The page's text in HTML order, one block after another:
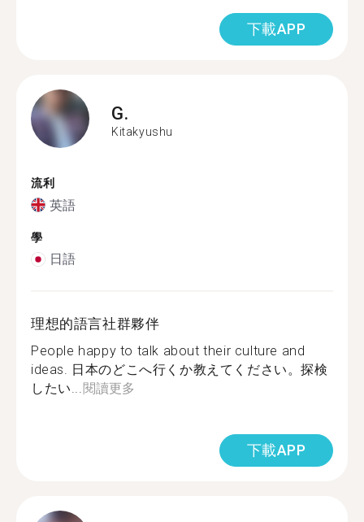
下載APP
G.
Kitakyushu
流利
英語
學
日語
理想的語言社群夥伴
People happy to talk about their culture and
ideas. 日本のどこへ行くか教えてください。探検
したい...閱讀更多
下載APP